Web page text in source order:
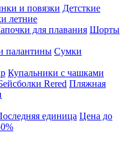
и повязки Детсткие
летние
для плавания Шорты
палантины Сумки
Купальники с чашками
Rered Пляжная
единица Цена до